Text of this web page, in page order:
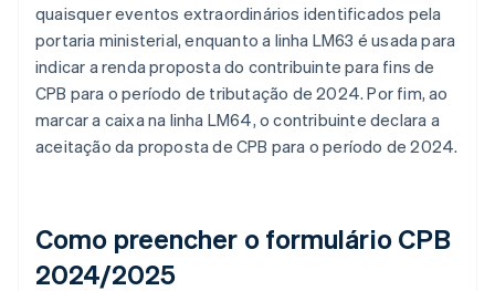
quaisquer eventos extraordinários identificados pela
portaria ministerial, enquanto a linha LM63 é usada para
indicar a renda proposta do contribuinte para fins de
CPB para o período de tributação de 2024. Por fim, ao
marcar a caixa na linha LM64, o contribuinte declara a
aceitação da proposta de CPB para o período de 2024.
Como preencher o formulário CPB
2024/2025